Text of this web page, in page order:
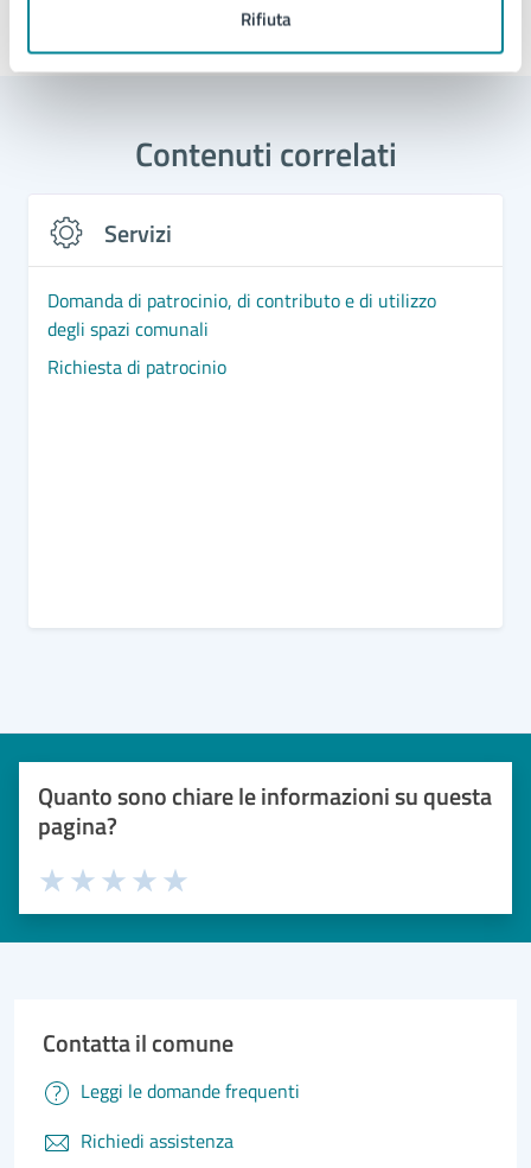
Rifiuta
03/02/2025, 11:36
Contenuti correlati
Servizi
Domanda di patrocinio, di contributo e di utilizzo
degli spazi comunali
Richiesta di patrocinio
Quanto sono chiare le informazioni su questa
pagina?
Valuta 5 stelle su 5
Valuta 4 stelle su 5
Valuta 3 stelle su 5
Valuta 2 stelle su 5
Valuta 1 stelle su 5
Contatta il comune
Leggi le domande frequenti
Richiedi assistenza